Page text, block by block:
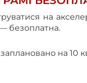
на
— безоплатна.
на 10